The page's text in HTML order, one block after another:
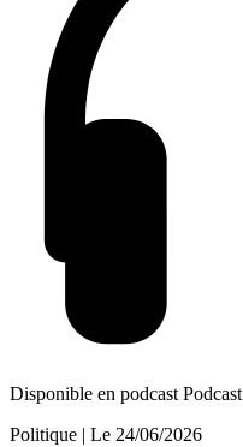
Disponible en podcast Podcast
Politique | Le 24/06/2026